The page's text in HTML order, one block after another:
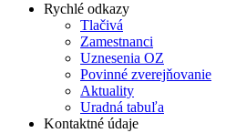
Rychlé odkazy
Tlačivá
Zamestnanci
Uznesenia OZ
Povinné zverejňovanie
Aktuality
Uradná tabuľa
Kontaktné údaje